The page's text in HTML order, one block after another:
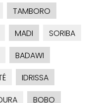
TAMBORO
MADI
SORIBA
BADAWI
IDRISSA
BOBO